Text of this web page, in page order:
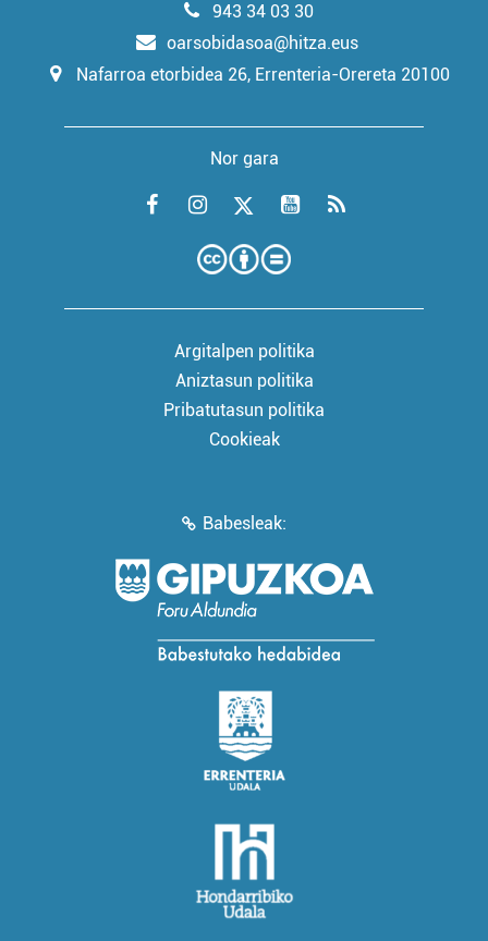
943 34 03 30
oarsobidasoa@hitza.eus
Nafarroa etorbidea 26, Errenteria-Orereta 20100
Nor gara
Argitalpen politika
Aniztasun politika
Pribatutasun politika
Cookieak
Babesleak: